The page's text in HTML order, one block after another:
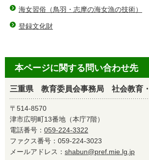
海女習俗（鳥羽・志摩の海女漁の技術）
登録文化財
本ページに関する問い合わせ先
三重県 教育委員会事務局 社会教育
〒514-8570
津市広明町13番地（本庁7階）
電話番号： 059-224-3322
ファクス番号：059-224-3023
メールアドレス： shabun@pref.mie.lg.jp